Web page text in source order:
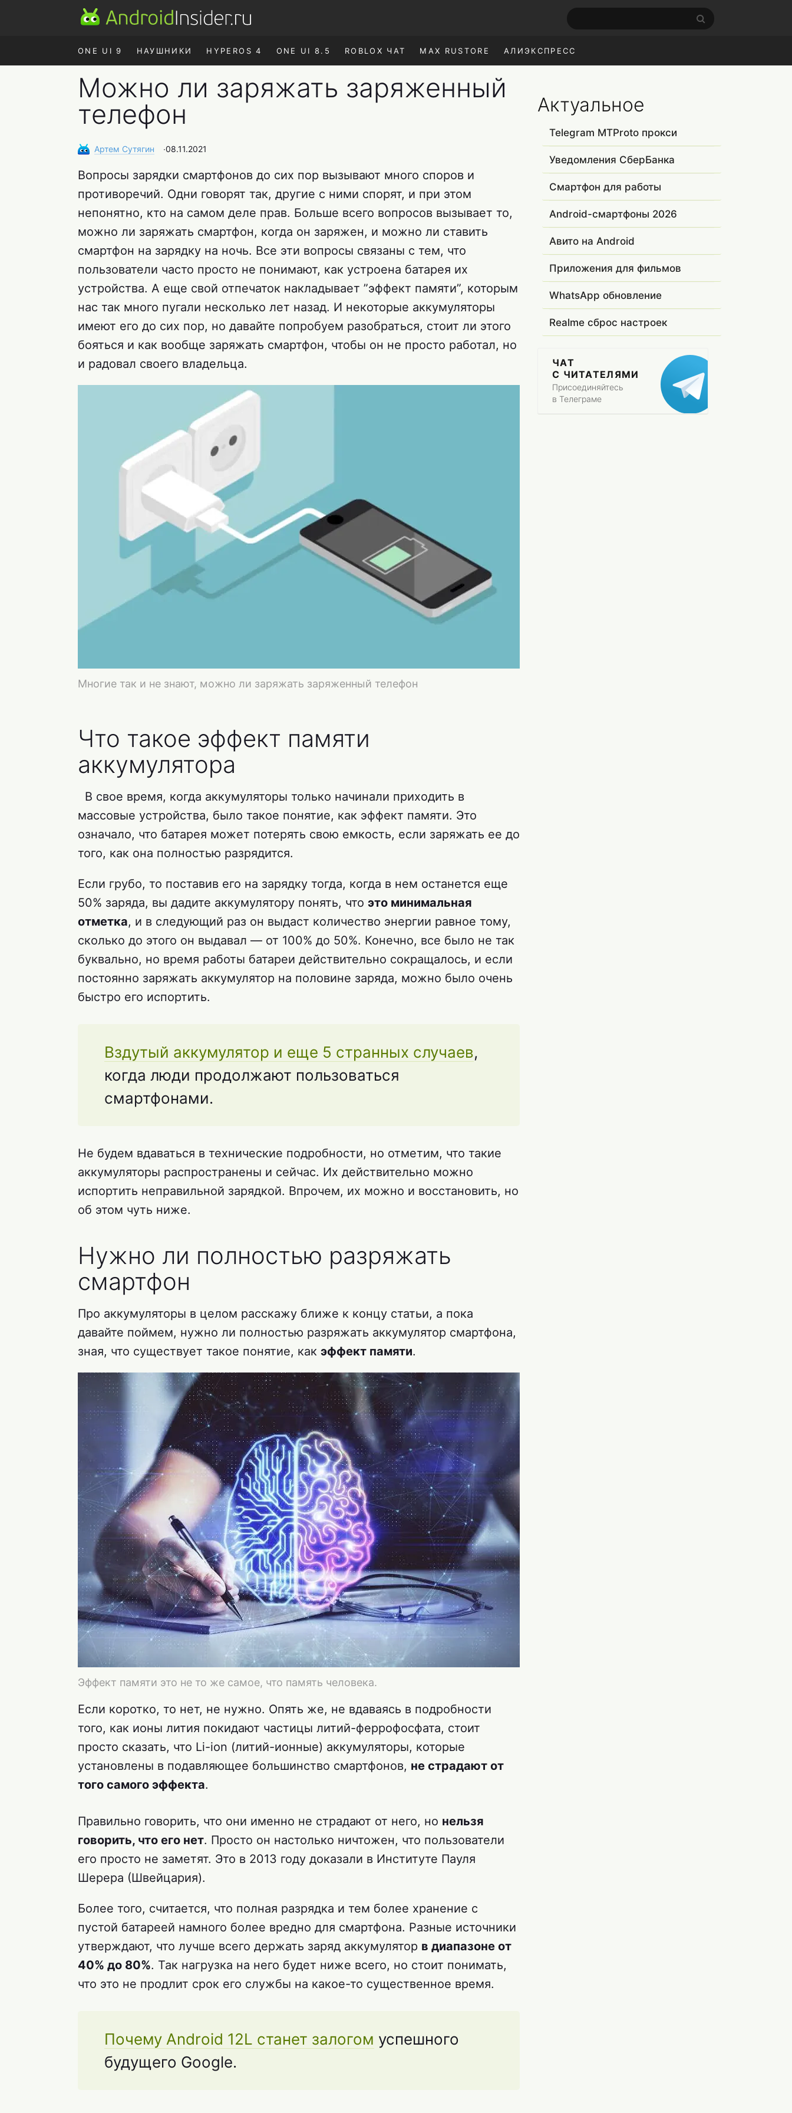
ONE UI 9 НАУШНИКИ HYPEROS 4 ONE UI 8.5 ROBLOX ЧАТ MAX RUSTORE АЛИЭКСПРЕСС
Можно ли заряжать заряженный
телефон
Артем Сутягин ∙08.11.2021
Вопросы зарядки смартфонов до сих пор вызывают много споров и
противоречий. Одни говорят так, другие с ними спорят, и при этом
непонятно, кто на самом деле прав. Больше всего вопросов вызывает то,
можно ли заряжать смартфон, когда он заряжен, и можно ли ставить
смартфон на зарядку на ночь. Все эти вопросы связаны с тем, что
пользователи часто просто не понимают, как устроена батарея их
устройства. А еще свой отпечаток накладывает ”эффект памяти”, которым
нас так много пугали несколько лет назад. И некоторые аккумуляторы
имеют его до сих пор, но давайте попробуем разобраться, стоит ли этого
бояться и как вообще заряжать смартфон, чтобы он не просто работал, но
и радовал своего владельца.
Многие так и не знают, можно ли заряжать заряженный телефон
Что такое эффект памяти
аккумулятора
В свое время, когда аккумуляторы только начинали приходить в
массовые устройства, было такое понятие, как эффект памяти. Это
означало, что батарея может потерять свою емкость, если заряжать ее до
того, как она полностью разрядится.
Если грубо, то поставив его на зарядку тогда, когда в нем останется еще
50% заряда, вы дадите аккумулятору понять, что это минимальная
отметка, и в следующий раз он выдаст количество энергии равное тому,
сколько до этого он выдавал — от 100% до 50%. Конечно, все было не так
буквально, но время работы батареи действительно сокращалось, и если
постоянно заряжать аккумулятор на половине заряда, можно было очень
быстро его испортить.
Вздутый аккумулятор и еще 5 странных случаев,
когда люди продолжают пользоваться
смартфонами.
Не будем вдаваться в технические подробности, но отметим, что такие
аккумуляторы распространены и сейчас. Их действительно можно
испортить неправильной зарядкой. Впрочем, их можно и восстановить, но
об этом чуть ниже.
Нужно ли полностью разряжать
смартфон
Про аккумуляторы в целом расскажу ближе к концу статьи, а пока
давайте поймем, нужно ли полностью разряжать аккумулятор смартфона,
зная, что существует такое понятие, как эффект памяти.
Эффект памяти это не то же самое, что память человека.
Если коротко, то нет, не нужно. Опять же, не вдаваясь в подробности
того, как ионы лития покидают частицы литий-феррофосфата, стоит
просто сказать, что Li-ion (литий-ионные) аккумуляторы, которые
установлены в подавляющее большинство смартфонов, не страдают от
того самого эффекта.
Правильно говорить, что они именно не страдают от него, но нельзя
говорить, что его нет. Просто он настолько ничтожен, что пользователи
его просто не заметят. Это в 2013 году доказали в Институте Пауля
Шерера (Швейцария).
Более того, считается, что полная разрядка и тем более хранение с
пустой батареей намного более вредно для смартфона. Разные источники
утверждают, что лучше всего держать заряд аккумулятор в диапазоне от
40% до 80%. Так нагрузка на него будет ниже всего, но стоит понимать,
что это не продлит срок его службы на какое-то существенное время.
Почему Android 12L станет залогом успешного
будущего Google.
Актуальное
Telegram MTProto прокси
Уведомления СберБанка
Смартфон для работы
Android-смартфоны 2026
Авито на Android
Приложения для фильмов
WhatsApp обновление
Realme сброс настроек
ЧАТ
С ЧИТАТЕЛЯМИ
Присоединяйтесь
в Телеграме